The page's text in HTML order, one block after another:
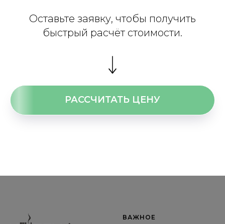
Оставьте заявку, чтобы получить
быстрый расчёт стоимости.
РАССЧИТАТЬ ЦЕНУ
ВАЖНОЕ